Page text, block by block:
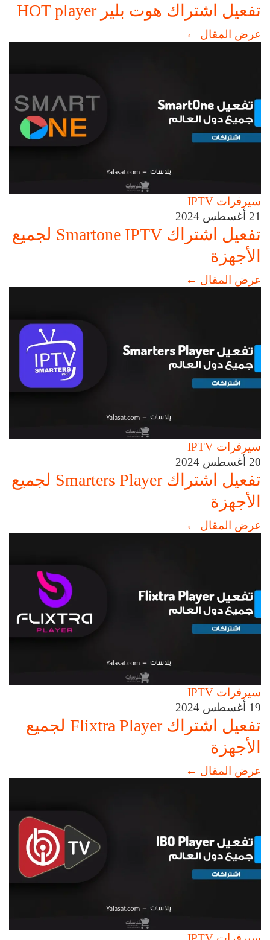
تفعيل اشتراك هوت بلير HOT player
عرض المقال ←
سيرفرات IPTV
21 أغسطس 2024
تفعيل اشتراك Smartone IPTV لجميع
الأجهزة
عرض المقال ←
سيرفرات IPTV
20 أغسطس 2024
تفعيل اشتراك Smarters Player لجميع
الأجهزة
عرض المقال ←
سيرفرات IPTV
19 أغسطس 2024
تفعيل اشتراك Flixtra Player لجميع
الأجهزة
عرض المقال ←